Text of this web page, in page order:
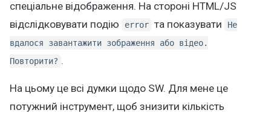
спеціальне відображення. На стороні HTML/JS
відслідковувати подію
error та показувати
Не
вдалося завантажити зображення або відео.
Повторити? .
На цьому це всі думки щодо SW. Для мене це
потужний інструмент, щоб знизити кількість